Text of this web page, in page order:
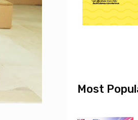
Most